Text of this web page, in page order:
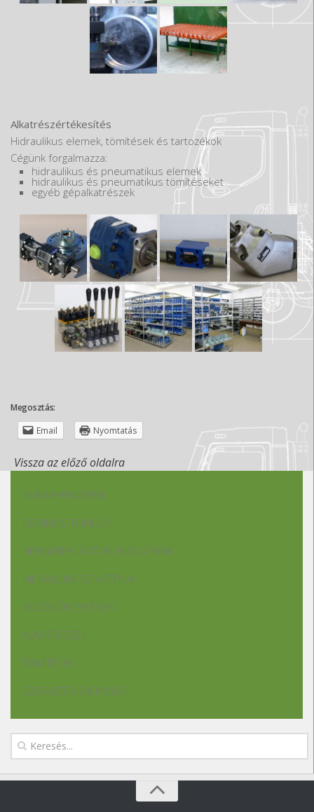
Alkatrészértékesítés
Hidraulikus elemek, tömítések és tartozékok
Cégünk forgalmazza:
hidraulikus és pneumatikus elemek
hidraulikus és pneumatikus tömítéseket
egyéb gépalkatrészek
Megosztás:
Email
Nyomtatás
Vissza az előző oldalra
MUNKAHENGEREK
FLEXIBILIS TÖMLŐK
HENGERPALÁSTOK, RÚDSZÁRAK
HIDRAULIKA SZIVATTYÚK
VEZÉRLŐEGYSÉGEK
ALKATRÉSZEK
TÖMÍTÉSEK
SZERVIZTEVÉKENYSÉG